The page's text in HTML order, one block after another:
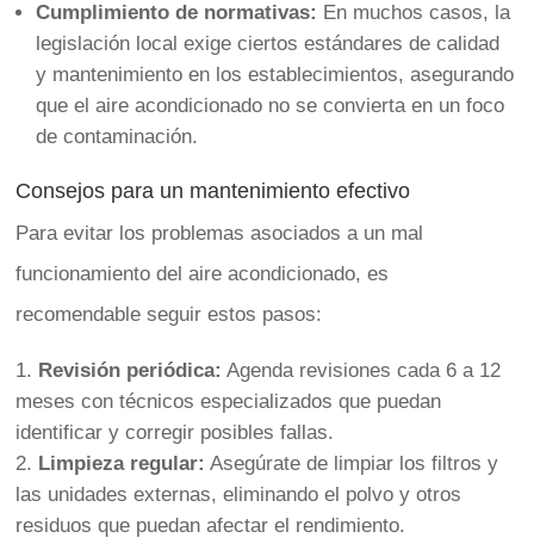
Cumplimiento de normativas: En muchos casos, la
legislación local exige ciertos estándares de calidad
y mantenimiento en los establecimientos, asegurando
que el aire acondicionado no se convierta en un foco
de contaminación.
Consejos para un mantenimiento efectivo
Para evitar los problemas asociados a un mal
funcionamiento del aire acondicionado, es
recomendable seguir estos pasos:
Revisión periódica: Agenda revisiones cada 6 a 12
meses con técnicos especializados que puedan
identificar y corregir posibles fallas.
Limpieza regular: Asegúrate de limpiar los filtros y
las unidades externas, eliminando el polvo y otros
residuos que puedan afectar el rendimiento.